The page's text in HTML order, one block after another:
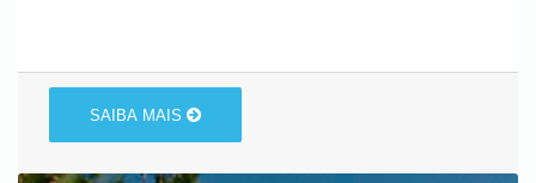
SAIBA MAIS